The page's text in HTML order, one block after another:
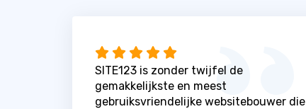
SITE123 is zonder twijfel de
gemakkelijkste en meest
gebruiksvriendelijke websitebouwer die